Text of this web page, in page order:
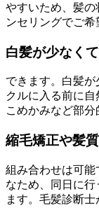
やすいため、髪の
ンセリングでご希
白髪が少なく
できます。白髪
クルに入る前に
こめかみなど部分
縮毛矯正や髪
組み合わせは可
なため、同日に
ます。毛髪診断士